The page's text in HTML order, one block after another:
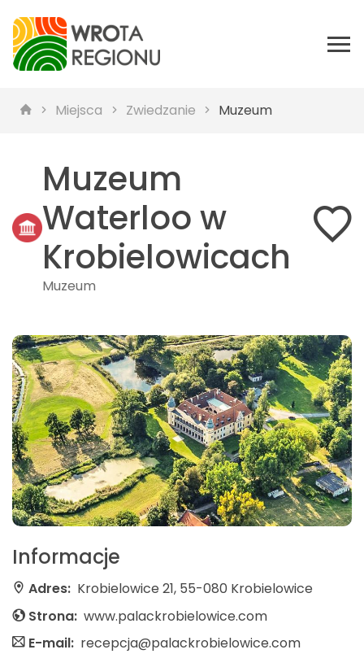
Miejsca Zwiedzanie Muzeum
Muzeum
Waterloo w
Krobielowicach
Muzeum
Informacje
Adres: Krobielowice 21, 55-080 Krobielowice
Strona: www.palackrobielowice.com
E-mail: recepcja@palackrobielowice.com